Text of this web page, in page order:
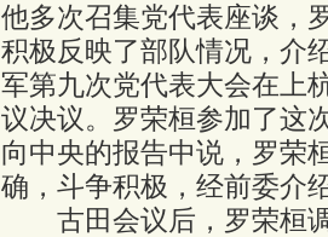
他多次召集党代表座谈，
积极反映了部队情况，介
军第九次党代表大会在上
议决议。罗荣桓参加了这
向中央的报告中说，罗荣
确，斗争积极，经前委介
古田会议后，罗荣桓调